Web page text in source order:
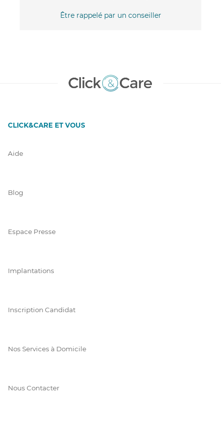
Être rappelé par un conseiller
CLICK&CARE ET VOUS
Aide
Blog
Espace Presse
Implantations
Inscription Candidat
Nos Services à Domicile
Nous Contacter